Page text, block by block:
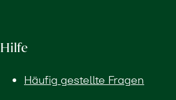
Hilfe
Häufig gestellte Fragen